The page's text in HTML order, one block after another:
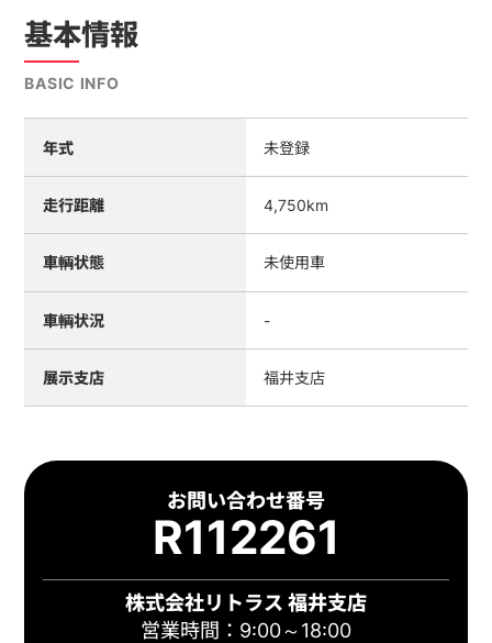
基本情報
BASIC INFO
年式 未登録
走行距離 4,750km
車輌状態 未使用車
車輌状況 -
展示支店 福井支店
お問い合わせ番号
R112261
株式会社リトラス 福井支店
営業時間：9:00～18:00